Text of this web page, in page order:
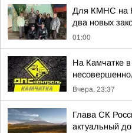
Для КМНС на
два новых
01:00
На Камчатке
Вчера, 23:37
Глава СК
актуальный